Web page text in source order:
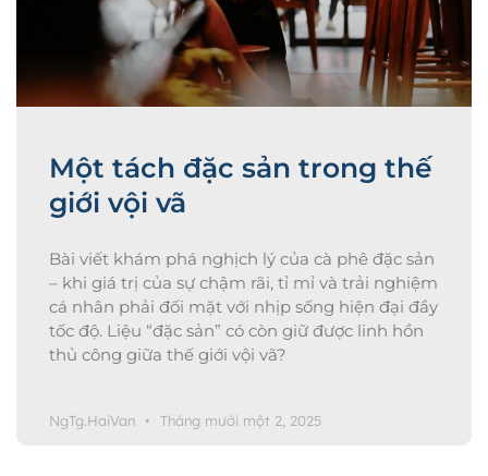
Một tách đặc sản trong thế
giới vội vã
Bài viết khám phá nghịch lý của cà phê đặc sản
– khi giá trị của sự chậm rãi, tỉ mỉ và trải nghiệm
cá nhân phải đối mặt với nhịp sống hiện đại đầy
tốc độ. Liệu “đặc sản” có còn giữ được linh hồn
thủ công giữa thế giới vội vã?
NgTg.HaiVan Tháng mười một 2, 2025